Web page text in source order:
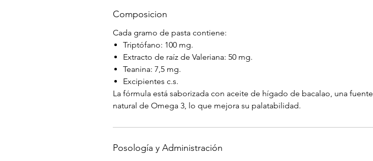
Composicion
Cada gramo de pasta contiene:
Triptófano: 100 mg.
Extracto de raíz de Valeriana: 50 mg.
Teanina: 7,5 mg.
Excipientes c.s.
La fórmula está saborizada con aceite de hígado de bacalao, una fuente
natural de Omega 3, lo que mejora su palatabilidad.
Posología y Administración